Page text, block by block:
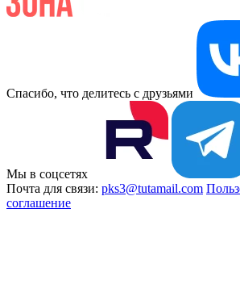
Спасибо, что делитесь с друзьями
Мы в соцсетях
Почта для связи: pks3@tutamail.com
соглашение